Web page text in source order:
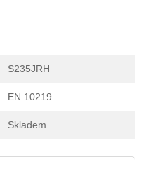
S235JRH
EN 10219
Skladem